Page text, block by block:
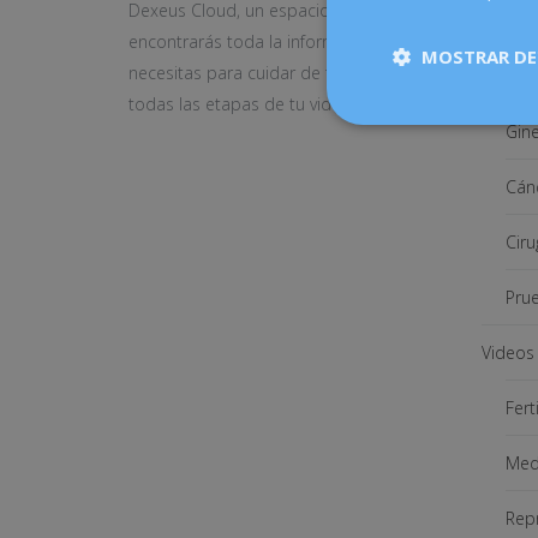
Dexeus Cloud, un espacio donde
encontrarás toda la información que
necesitas para cuidar de tu salud en
todas las etapas de tu vida
MOSTRAR